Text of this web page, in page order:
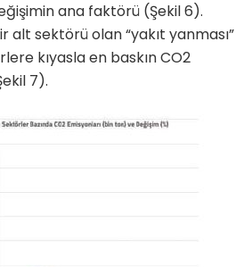
ana faktörü (Şekil 6).
alt sektörü olan “yakıt yanması”
kıyasla en baskın CO2
7).